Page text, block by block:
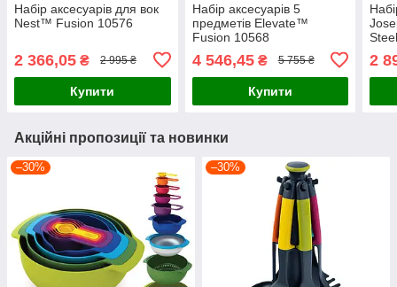
Набір аксесуарів для вок
Nest™ Fusion 10576
2 366,05 ₴ 2 995 ₴
Купити
Набір аксесуарів 5
предметів Elevate™
Fusion 10568
4 546,45₴ 5 755 ₴
Купити
2
Акційні пропозиції та новинки
–30% –30%